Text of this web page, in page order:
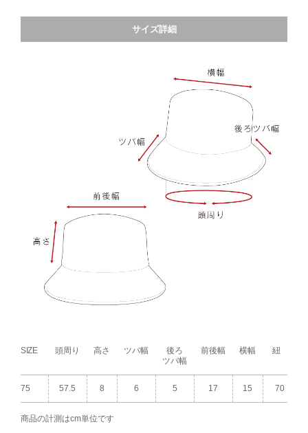
サイズ詳細
SIZE 頭周り 高さ ツバ幅
後ろ
ツバ幅
前後幅 横幅 紐
75 57.5 8 6 5 17 15 70
商品の計測はcm単位です